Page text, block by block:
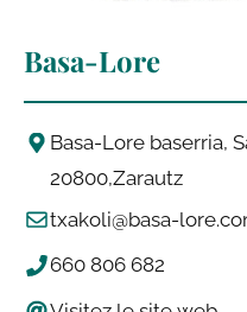
Basa-Lore
Basa-Lore baserria,
20800 Zarautz
txakoli@basa-
660 806 682